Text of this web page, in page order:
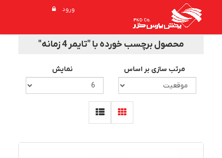
ورود
محصول برچسب خورده با "تایمر 4 زمانه"
مرتب سازی بر اساس نمایش